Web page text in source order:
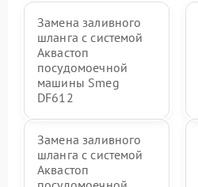
Замена заливного
шланга с системой
Аквастоп
посудомоечной
машины Smeg
DF612
Замена заливного
шланга с системой
Аквастоп